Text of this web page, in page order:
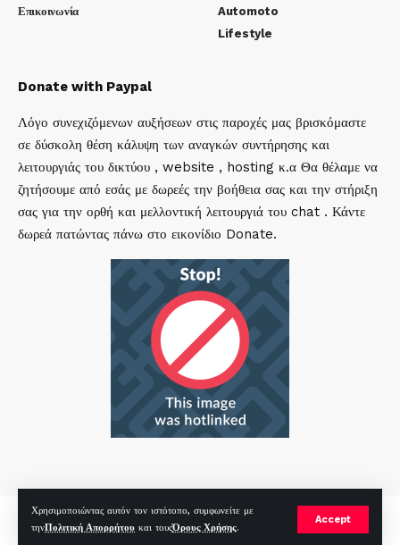
Χρησιμοποιώντας αυτόν τον ιστότοπο, συμφωνείτε με
τηνΠολιτική Απορρήτου και τουςΌρους Χρήσης.
Accept
Επικοινωνία
Automoto
Lifestyle
Donate with Paypal
Λόγο συνεχιζόμενων αυξήσεων στις παροχές μας βρισκόμαστε
σε δύσκολη θέση κάλυψη των αναγκών συντήρησης και
λειτουργιάς του δικτύου , website , hosting κ.α Θα θέλαμε να
ζητήσουμε από εσάς με δωρεές την βοήθεια σας και την στήριξη
σας για την ορθή και μελλοντική λειτουργιά του chat . Κάντε
δωρεά πατώντας πάνω στο εικονίδιο Donate.
mirc.gr 2023 Copyright %year%, All Rights Reserved |bySp
Hosted byRealHosting